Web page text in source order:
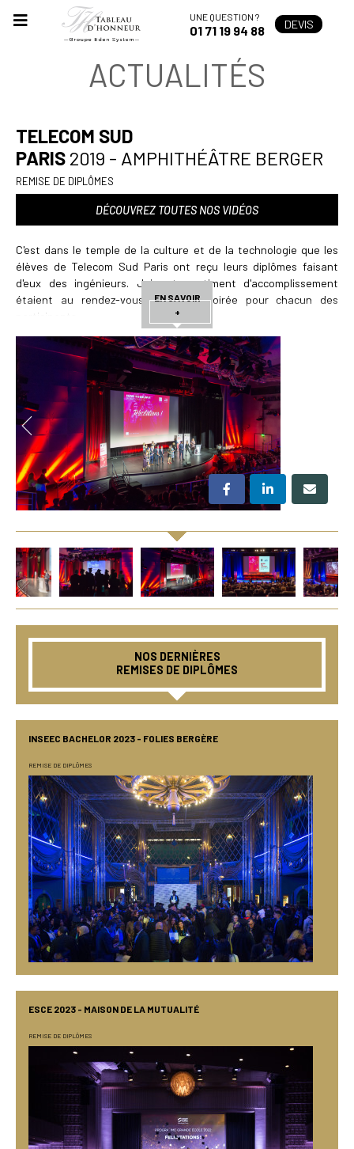
UNE QUESTION ?
01 71 19 94 88 DEVIS
ACTUALITÉS
TELECOM SUD
PARIS 2019 - AMPHITHÉÂTRE BERGER
REMISE DE DIPLÔMES
DÉCOUVREZ TOUTES NOS VIDÉOS
C'est dans le temple de la culture et de la technologie que les
élèves de Telecom Sud Paris ont reçu leurs diplômes faisant
d'eux des ingénieurs. Joie et sentiment d'accomplissement
étaient au rendez-vous de cette soirée pour chacun des
participants.
EN SAVOIR
+
NOS DERNIÈRES
REMISES DE DIPLÔMES
INSEEC BACHELOR 2023 - FOLIES BERGÈRE
REMISE DE DIPLÔMES
ESCE 2023 - MAISON DE LA MUTUALITÉ
REMISE DE DIPLÔMES